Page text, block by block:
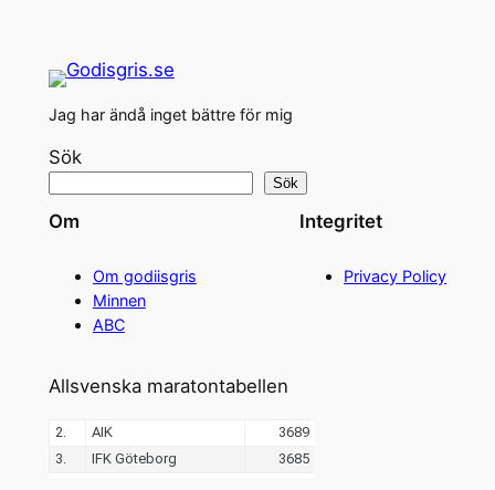
Jag har ändå inget bättre för mig
Sök
Sök
Om
Om godiisgris
Minnen
ABC
Integritet
Privacy Policy
Allsvenska maratontabellen